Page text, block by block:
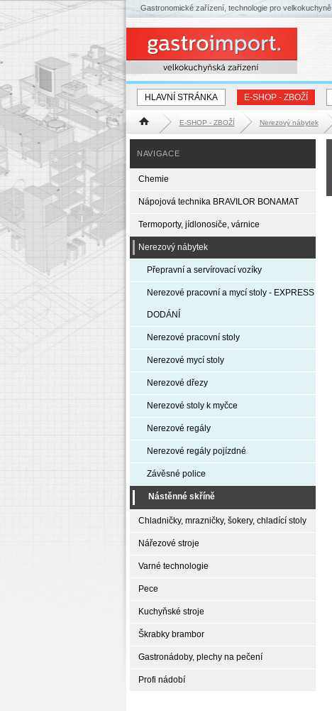
HLAVNÍ STRÁNKA E-SHOP - ZBOŽÍ
Hlavní stránka E-SHOP - ZBOŽÍ Nerezový nábytek
NAVIGACE
Chemie
Nápojová technika BRAVILOR BONAMAT
Termoporty, jídlonosiče, várnice
Nerezový nábytek
Přepravní a servírovací vozíky
Nerezové pracovní a mycí stoly - EXPRESS
DODÁNÍ
Nerezové pracovní stoly
Nerezové mycí stoly
Nerezové dřezy
Nerezové stoly k myčce
Nerezové regály
Nerezové regály pojízdné
Závěsné police
Nástěnné skříně
Chladničky, mrazničky, šokery, chladící stoly
Nářezové stroje
Varné technologie
Pece
Kuchyňské stroje
Škrabky brambor
Gastronádoby, plechy na pečení
Profi nádobí
Gastronomické zařízení, technologie pro velkokuchyně